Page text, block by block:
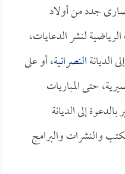
جدد من أولاد
لنشر الدعايات،
الديانةالنصرانية، أو على
حتى المباريات
إلى الديانة
والنشرات والبرامج